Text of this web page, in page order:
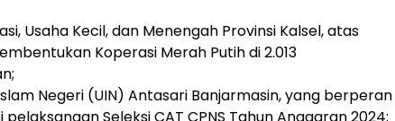
Usaha Kecil, dan Menengah Provinsi Kalsel, atas
Koperasi Merah Putih di 2.013
Negeri (UIN) Antasari Banjarmasin, yang berperan